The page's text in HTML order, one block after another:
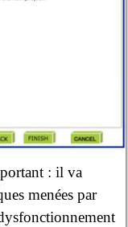
: il va
menées par